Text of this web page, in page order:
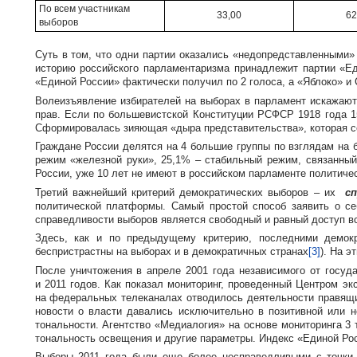
По всем участникам
выборов
33,00
Суть в том, что одни партии оказались
историю российского парламентаризма принадлежит партии
«Единой России» фактически получил по 2 голоса, а «Яблоко» и
Волеизъявление избирателей на выборах в парламент
прав. Если по большевистской Конституции РСФСР 1918 года
Сформировалась зияющая «дыра представительства», которая
Граждане России делятся на 4 большие группы по взглядам
режим «железной руки», 25,1% – стабильный режим,
России, уже 10 лет не имеют в российском парламенте
Третий важнейший критерий демократических выборов – их
политической платформы. Самый простой способ заявить о
справедливости выборов является свободный и равный доступ
Здесь, как и по предыдущему критерию, последними
беспристрастны на выборах и в демократичных странах [3]). На
После уничтожения в апреле 2001 года независимого от
и 2011 годов. Как показал мониторинг, проведенный Центром
на федеральных телеканалах отводилось деятельности
новости о власти давались исключительно в позитивной
тональности. Агентство «Медиалогия» на основе
тональность освещения и другие параметры. Индекс «Единой